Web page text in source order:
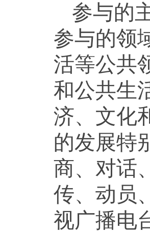
参与的
参与的领
活等公共
和公共生
济、文化
的发展特
商、对话
传、动员
视广播电